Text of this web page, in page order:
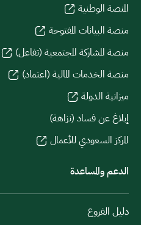
المنصة الوطنية
منصة البيانات المفتوحة
منصة المشاركة المجتمعية (تفاعل)
منصة الخدمات المالية (اعتماد)
ميزانية الدولة
إبلاغ عن فساد (نزاهة)
المركز السعودي للأعمال
الدعم والمساعدة
دليل الفروع